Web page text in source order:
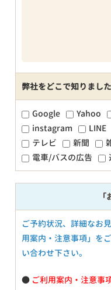
弊社をどこで知りまし
Google Yahoo
instagram
LINE
テレビ
新聞
電車/バスの広告
ご予約状況、詳細なお
用案内・注意事項」を
い合わせ下さい。
● ご利用案内・注意事